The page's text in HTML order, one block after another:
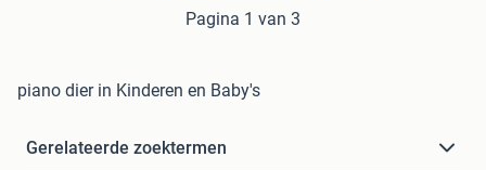
Pagina 1 van 3
piano dier in Kinderen en Baby's
Gerelateerde zoektermen